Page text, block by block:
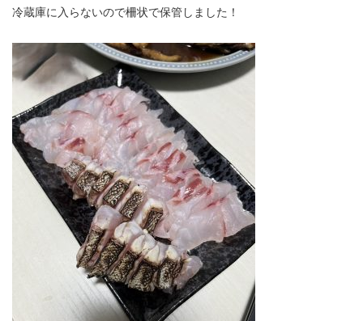
冷蔵庫に入らないので柵状で保管しました！